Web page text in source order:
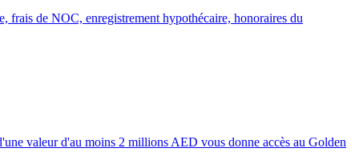
de NOC, enregistrement hypothécaire, honoraires du
valeur d'au moins 2 millions AED vous donne accès au Golden